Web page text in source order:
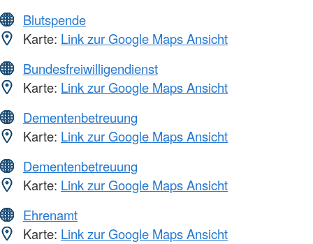
Blutspende
Karte: Link zur Google Maps Ansicht
Bundesfreiwilligendienst
Karte: Link zur Google Maps Ansicht
Dementenbetreuung
Karte: Link zur Google Maps Ansicht
Dementenbetreuung
Karte: Link zur Google Maps Ansicht
Ehrenamt
Karte: Link zur Google Maps Ansicht